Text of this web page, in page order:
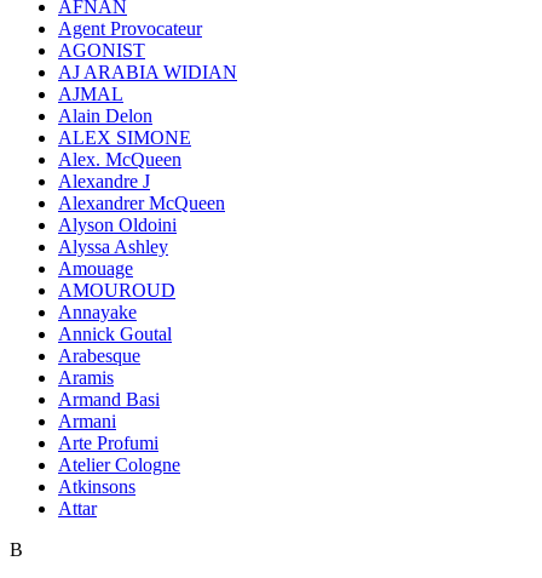
AFNAN
Agent Provocateur
AGONIST
AJ ARABIA WIDIAN
AJMAL
Alain Delon
ALEX SIMONE
Alex. McQueen
Alexandre J
Alexandrer McQueen
Alyson Oldoini
Alyssa Ashley
Amouage
AMOUROUD
Annayake
Annick Goutal
Arabesque
Aramis
Armand Basi
Armani
Arte Profumi
Atelier Cologne
Atkinsons
Attar
B